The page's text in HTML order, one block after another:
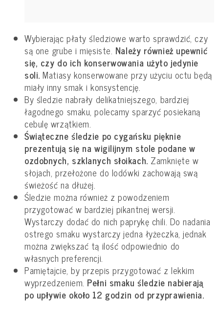
Wybierając płaty śledziowe warto sprawdzić, czy
są one grube i mięsiste. Należy również upewnić
się, czy do ich konserwowania użyto jedynie
soli. Matiasy konserwowane przy użyciu octu będą
miały inny smak i konsystencję.
By śledzie nabrały delikatniejszego, bardziej
łagodnego smaku, polecamy sparzyć posiekaną
cebulę wrzątkiem.
Świąteczne śledzie po cygańsku pięknie
prezentują się na wigilijnym stole podane w
ozdobnych, szklanych słoikach. Zamknięte w
słojach, przełożone do lodówki zachowają swą
świeżość na dłużej.
Śledzie można również z powodzeniem
przygotować w bardziej pikantnej wersji.
Wystarczy dodać do nich paprykę chili. Do nadania
ostrego smaku wystarczy jedna łyżeczka, jednak
można zwiększać tą ilość odpowiednio do
własnych preferencji.
Pamiętajcie, by przepis przygotować z lekkim
wyprzedzeniem. Pełni smaku śledzie nabierają
po upływie około 12 godzin od przyprawienia.